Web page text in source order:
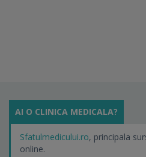
AI O CLINICA MEDICALA?
Sfatulmedicului.ro, principala
online.